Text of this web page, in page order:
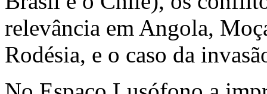
relevância em Angola,
Rodésia, e o caso da